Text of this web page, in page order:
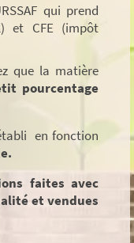
qui prend
et CFE (impôt
que la matière
pourcentage
en fonction
faites avec
et vendues